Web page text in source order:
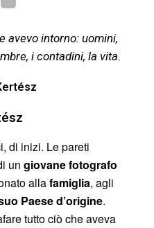
avevo intorno: uomini,
i contadini, la vita.
di inizi. Le pareti
un giovane fotografo
allafamiglia, agli
Paese d’origine.
tutto ciò che aveva